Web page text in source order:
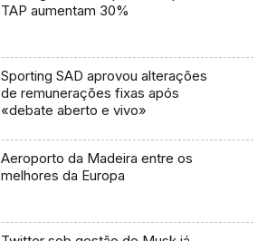
TAP aumentam 30%
Sporting SAD aprovou alterações
de remunerações fixas após
«debate aberto e vivo»
Aeroporto da Madeira entre os
melhores da Europa